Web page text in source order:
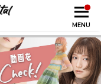
MENU